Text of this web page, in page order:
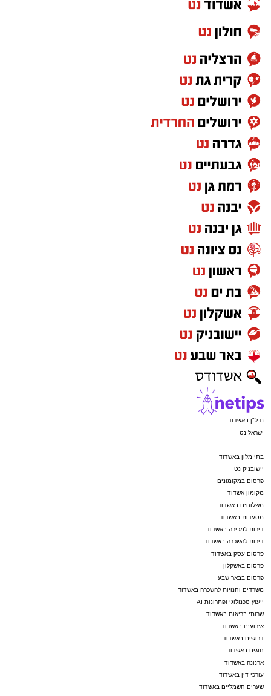
נדל"ן באשדוד
ישראל נט
-
בתי מלון באשדוד
יישובניק נט
פרסום במקומונים
מקומון אשדוד
משלוחים באשדוד
מסעדות באשדוד
דירות למכירה באשדוד
דירות להשכרה באשדוד
פרסום עסק באשדוד
פרסום באשקלון
פרסום בבאר שבע
משרדים וחנויות להשכרה באשדוד
ייעוץ טכנולוגי ופתרונות AI
שרותי בריאות באשדוד
אירועים באשדוד
דרושים באשדוד
חוגים באשדוד
ארנונה באשדוד
עורכי דין באשדוד
שערים חשמליים באשדוד